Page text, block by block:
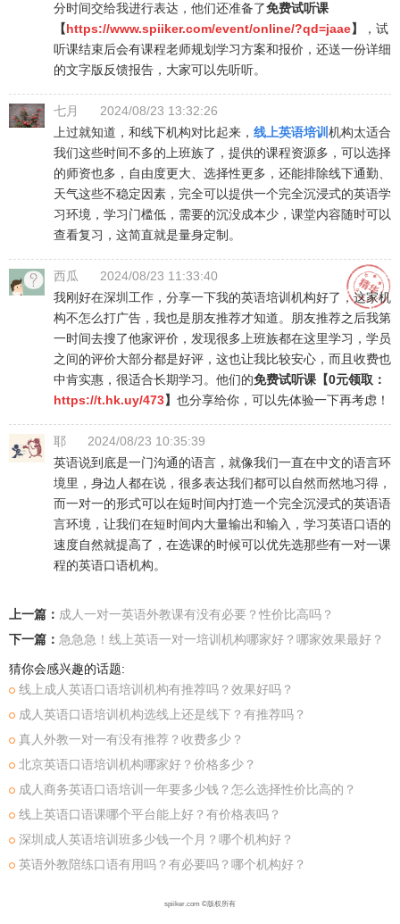
分时间交给我进行表达，他们还准备了免费试听课
【https://www.spiiker.com/event/online/?qd=jaae】
，试
听课结束后会有课程老师规划学习方案和报价，还送一份详细
的文字版反馈报告，大家可以先听听。
七月
2024/08/23 13:32:26
上过就知道，和线下机构对比起来， 线上英语培训 机构太适合
我们这些时间不多的上班族了，提供的课程资源多，可以选择
的师资也多，自由度更大、选择性更多，还能排除线下通勤、
天气这些不稳定因素，完全可以提供一个完全沉浸式的英语学
习环境，学习门槛低，需要的沉没成本少，课堂内容随时可以
查看复习，这简直就是量身定制。
西瓜
2024/08/23 11:33:40
我刚好在深圳工作，分享一下我的英语培训机构好了，这家机
构不怎么打广告，我也是朋友推荐才知道。朋友推荐之后我第
一时间去搜了他家评价，发现很多上班族都在这里学习，学员
之间的评价大部分都是好评，这也让我比较安心，而且收费也
中肯实惠，很适合长期学习。他们的免费试听课【0元领取：
https://t.hk.uy/473】 也分享给你，可以先体验一下再考虑！
耶
2024/08/23 10:35:39
英语说到底是一门沟通的语言，就像我们一直在中文的语言环
境里，身边人都在说，很多表达我们都可以自然而然地习得，
而一对一的形式可以在短时间内打造一个完全沉浸式的英语语
言环境，让我们在短时间内大量输出和输入，学习英语口语的
速度自然就提高了，在选课的时候可以优先选那些有一对一课
程的英语口语机构。
上一篇： 成人一对一英语外教课有没有必要？性价比高吗？
下一篇： 急急急！线上英语一对一培训机构哪家好？哪家效果最好？
猜你会感兴趣的话题:
线上成人英语口语培训机构有推荐吗？效果好吗？
成人英语口语培训机构选线上还是线下？有推荐吗？
真人外教一对一有没有推荐？收费多少？
北京英语口语培训机构哪家好？价格多少？
成人商务英语口语培训一年要多少钱？怎么选择性价比高的？
线上英语口语课哪个平台能上好？有价格表吗？
深圳成人英语培训班多少钱一个月？哪个机构好？
英语外教陪练口语有用吗？有必要吗？哪个机构好？
spiiker.com ©版权所有